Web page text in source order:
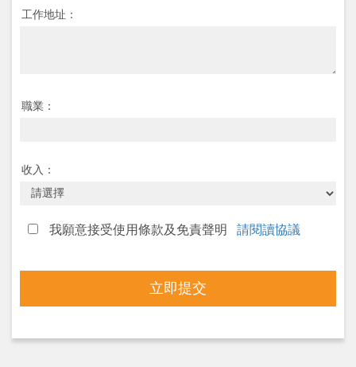
工作地址：
職業：
收入：
我願意接受使用條款及免責聲明 請閱讀協議